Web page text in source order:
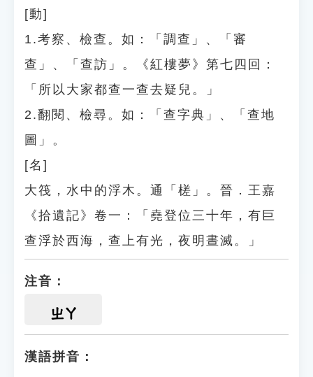
[動]
1.考察、檢查。如：「調查」、「審
查」、「查訪」。《紅樓夢》第七四回：
「所以大家都查一查去疑兒。」
2.翻閱、檢尋。如：「查字典」、「查地
圖」。
[名]
大筏，水中的浮木。通「槎」。晉．王嘉
《拾遺記》卷一：「堯登位三十年，有巨
查浮於西海，查上有光，夜明晝滅。」
注音：
ㄓㄚ
漢語拼音：